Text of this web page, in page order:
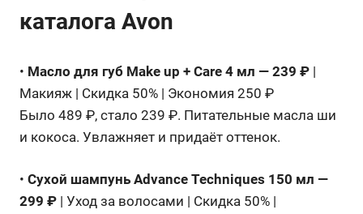
каталога Avon
• Масло для губ Make up + Care 4 мл — 239 ₽ |
Макияж | Скидка 50% | Экономия 250 ₽
Было 489 ₽, стало 239 ₽. Питательные масла ши
и кокоса. Увлажняет и придаёт оттенок.
• Сухой шампунь Advance Techniques 150 мл —
299 ₽ | Уход за волосами | Скидка 50% |